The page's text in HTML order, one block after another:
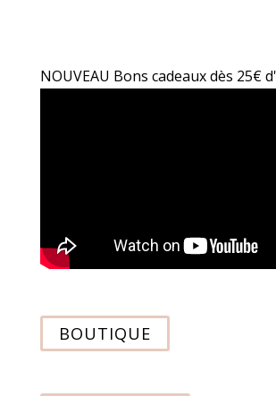
NOUVEAU Bons cadeaux dès 25€
BOUTIQUE